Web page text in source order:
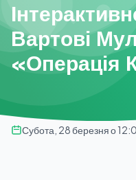
Вартові
«Операція
Субота, 28 березня о